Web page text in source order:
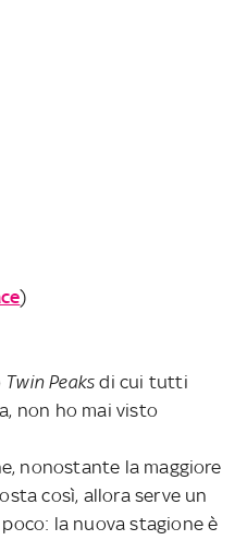
)
Twin Peaks di cui tutti
non ho mai visto
nonostante la maggiore
così, allora serve un
la nuova stagione è